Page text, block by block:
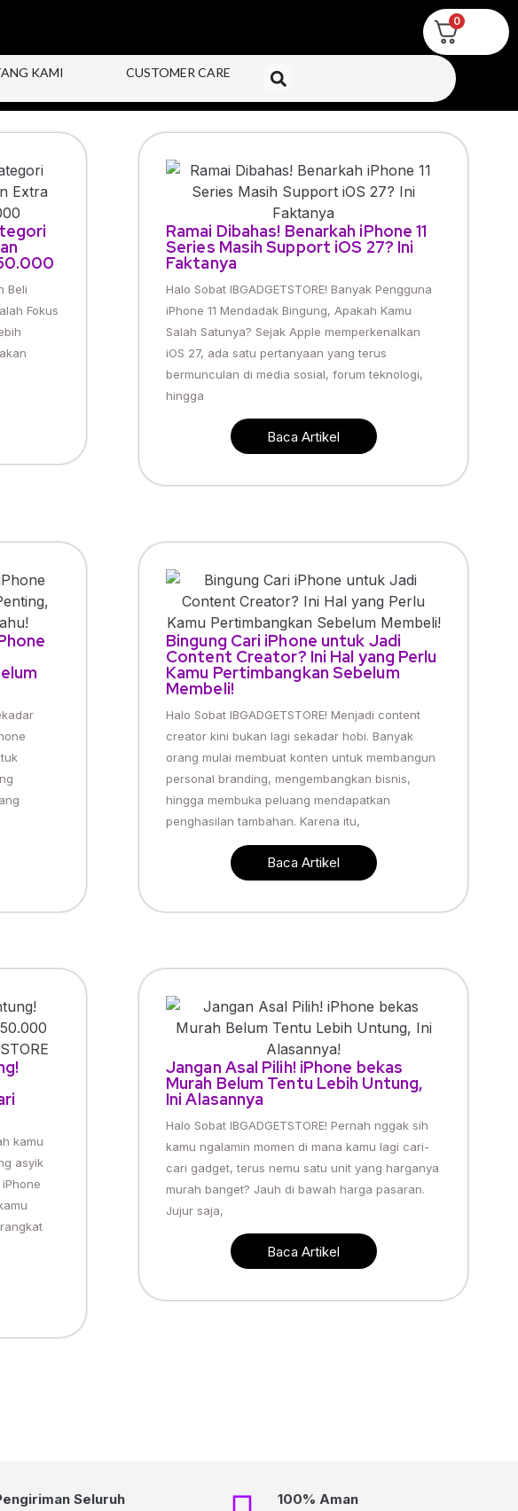
0
KAMI CUSTOMER CARE
Beli
Fokus
Ramai Dibahas! Benarkah iPhone 11
Series Masih Support iOS 27? Ini
Faktanya
Halo Sobat IBGADGETSTORE! Banyak Pengguna
iPhone 11 Mendadak Bingung, Apakah Kamu
Salah Satunya? Sejak Apple memperkenalkan
iOS 27, ada satu pertanyaan yang terus
bermunculan di media sosial, forum teknologi,
hingga
Baca Artikel
Bingung Cari iPhone untuk Jadi
Content Creator? Ini Hal yang Perlu
Kamu Pertimbangkan Sebelum
Membeli!
Halo Sobat IBGADGETSTORE! Menjadi content
creator kini bukan lagi sekadar hobi. Banyak
orang mulai membuat konten untuk membangun
personal branding, mengembangkan bisnis,
hingga membuka peluang mendapatkan
penghasilan tambahan. Karena itu,
Baca Artikel
kamu
asyik
Jangan Asal Pilih! iPhone bekas
Murah Belum Tentu Lebih Untung,
Ini Alasannya
Halo Sobat IBGADGETSTORE! Pernah nggak sih
kamu ngalamin momen di mana kamu lagi cari-
cari gadget, terus nemu satu unit yang harganya
murah banget? Jauh di bawah harga pasaran.
Jujur saja,
Baca Artikel
Seluruh
100% Aman